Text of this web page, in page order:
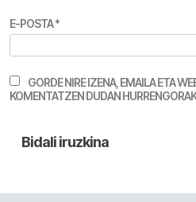
E-POSTA*
GORDE NIRE IZENA, EMAILA ETA
KOMENTATZEN DUDAN